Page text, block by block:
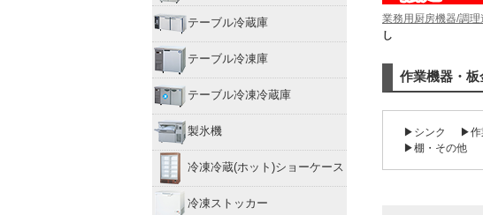
テーブル冷蔵庫
テーブル冷凍庫
テーブル冷凍冷蔵庫
製氷機
冷凍冷蔵(ホット)ショーケース
冷凍ストッカー
業務用厨房機器/調理
し
作業機器・
▶シンク ▶作
▶棚・その他